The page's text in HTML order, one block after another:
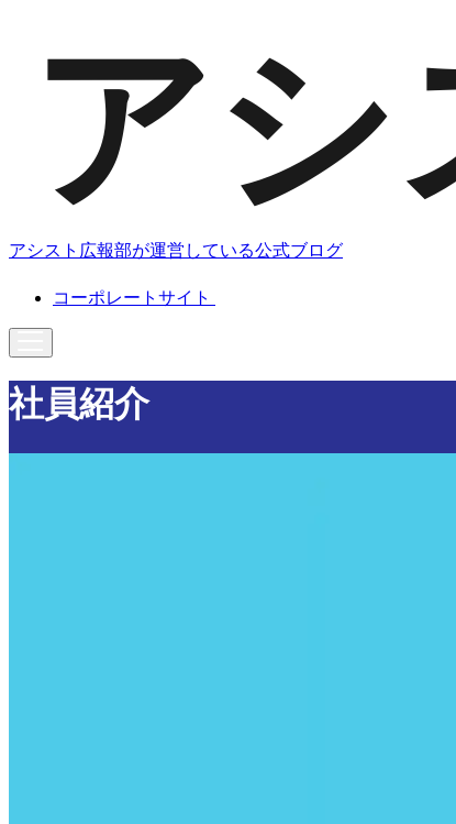
アシスト広報部が運営している公式ブログ
コーポレートサイト
社員紹介